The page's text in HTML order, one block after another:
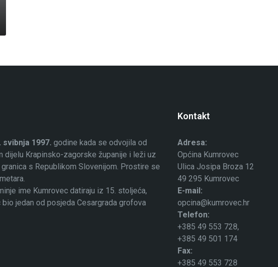
1997. godine kada se odvojila od
dijelu Krapinsko-zagorske županije i leži uz
s Republikom Slovenijom. Prostire se
ime Kumrovec datiraju iz 15. stoljeća,
jedan od posjeda Cesargrada grofova
Kontakt
Adresa:
Općina Kumrovec
Ulica Josipa Broza 12
49 295 Kumrovec
E-mail:
opcina@kumrovec.hr
Telefon:
+385 49 553 728,
+385 49 501 174
Fax:
+385 49 553 728